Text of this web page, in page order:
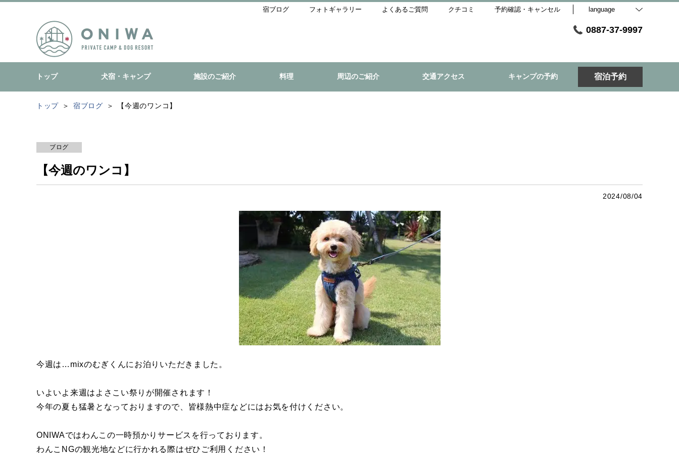
宿ブログ フォトギャラリー よくあるご質問 クチコミ 予約確認・キャンセル language
0887-37-9997
トップ 犬宿・キャンプ 施設のご紹介 料理 周辺のご紹介 交通アクセス キャンプの予約 宿泊予約
トップ 宿ブログ 【今週のワンコ】
ブログ
【今週のワンコ】
2024/08/04
今週は…mixのむぎくんにお泊りいただきました。
いよいよ来週はよさこい祭りが開催されます！
今年の夏も猛暑となっておりますので、皆様熱中症などにはお気を付けください。
ONIWAではわんこの一時預かりサービスを行っております。
わんこNGの観光地などに行かれる際はぜひご利用ください！